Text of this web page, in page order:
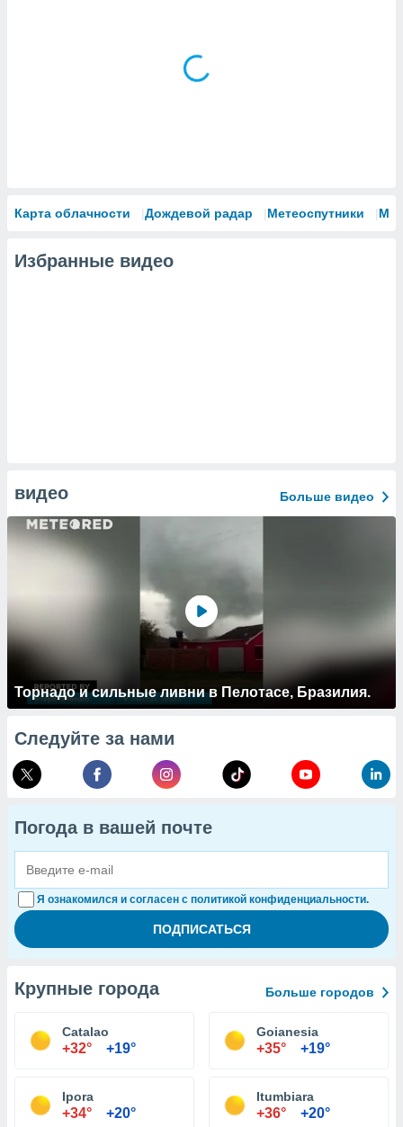
Карта облачности Дождевой радар Метеоспутники
Избранные видео
видео Больше видео
Торнадо и сильные ливни в Пелотасе, Бразилия.
Следуйте за нами
Погода в вашей почте
Я ознакомился и согласен с политикой конфиденциальности.
Крупные города Больше городов
Catalao
+32° +19°
Goianesia
+35° +19°
Ipora
+34° +20°
Itumbiara
+36° +20°